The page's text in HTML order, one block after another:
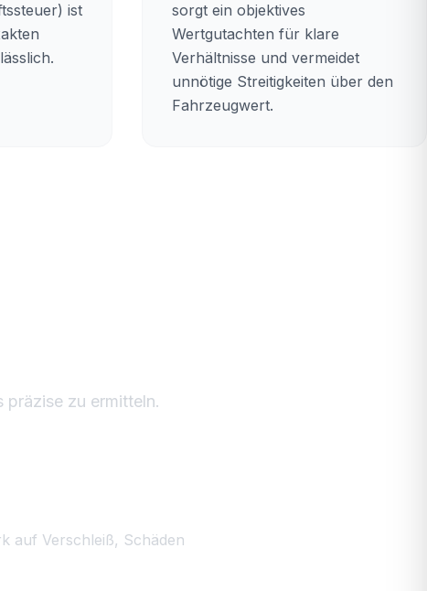
ist
sorgt ein objektives
Wertgutachten für klare
Verhältnisse und vermeidet
unnötige Streitigkeiten über den
Fahrzeugwert.
präzise zu ermitteln.
auf Verschleiß, Schäden